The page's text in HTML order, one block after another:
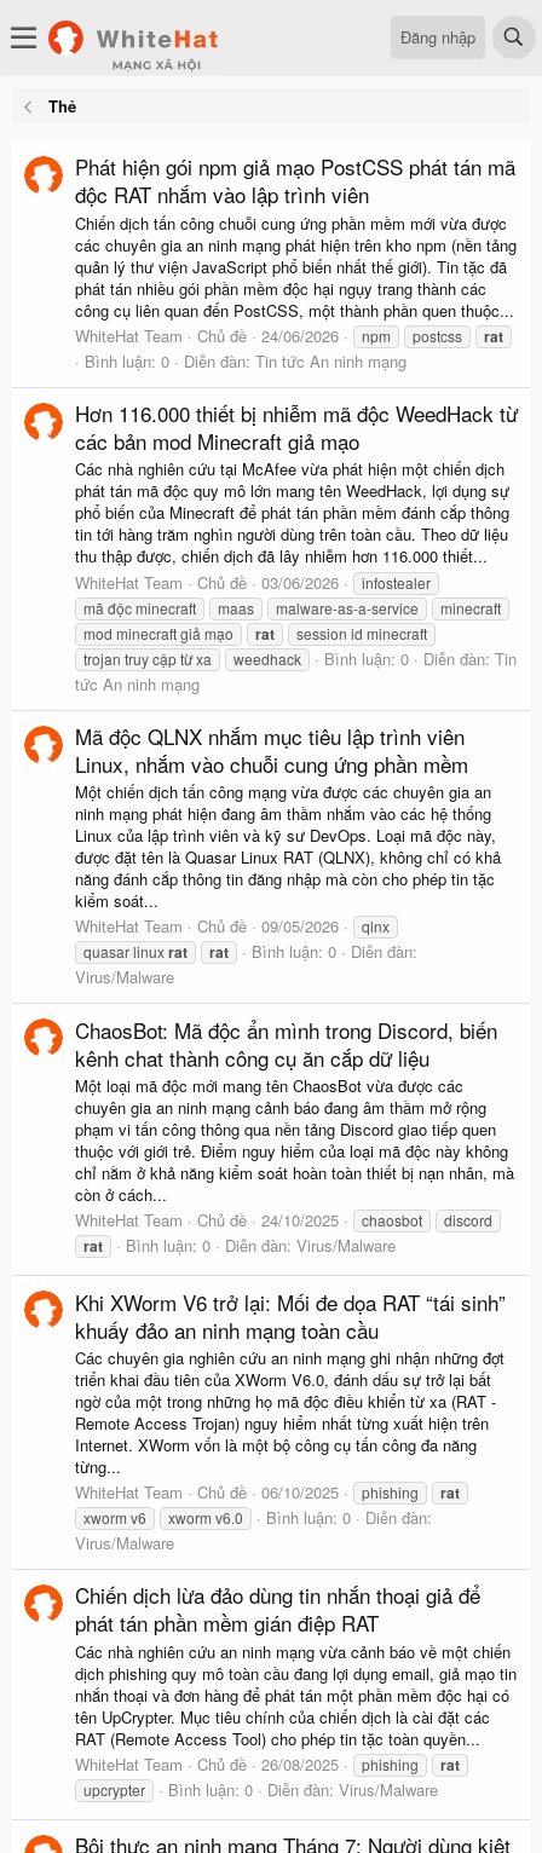
Đăng nhập
Thẻ
Phát hiện gói npm giả mạo PostCSS phát tán mã
độc RAT nhắm vào lập trình viên
Chiến dịch tấn công chuỗi cung ứng phần mềm mới vừa được
các chuyên gia an ninh mạng phát hiện trên kho npm (nền tảng
quản lý thư viện JavaScript phổ biến nhất thế giới). Tin tặc đã
phát tán nhiều gói phần mềm độc hại ngụy trang thành các
công cụ liên quan đến PostCSS, một thành phần quen thuộc...
WhiteHat Team
Chủ đề 24/06/2026 npm postcss rat
Bình luận: 0 Diễn đàn: Tin tức An ninh mạng
Hơn 116.000 thiết bị nhiễm mã độc WeedHack từ
các bản mod Minecraft giả mạo
Các nhà nghiên cứu tại McAfee vừa phát hiện một chiến dịch
phát tán mã độc quy mô lớn mang tên WeedHack, lợi dụng sự
phổ biến của Minecraft để phát tán phần mềm đánh cắp thông
tin tới hàng trăm nghìn người dùng trên toàn cầu. Theo dữ liệu
thu thập được, chiến dịch đã lây nhiễm hơn 116.000 thiết...
WhiteHat Team
Chủ đề 03/06/2026
infostealer
mã độc minecraft
maas malware-as-a-service
minecraft
mod minecraft giả mạo
rat
session id minecraft
trojan truy cập từ xa
weedhack Bình luận: 0 Diễn đàn: Tin
tức An ninh mạng
Mã độc QLNX nhắm mục tiêu lập trình viên
Linux, nhắm vào chuỗi cung ứng phần mềm
Một chiến dịch tấn công mạng vừa được các chuyên gia an
ninh mạng phát hiện đang âm thầm nhắm vào các hệ thống
Linux của lập trình viên và kỹ sư DevOps. Loại mã độc này,
được đặt tên là Quasar Linux RAT (QLNX), không chỉ có khả
năng đánh cắp thông tin đăng nhập mà còn cho phép tin tặc
kiểm soát...
WhiteHat Team
Chủ đề 09/05/2026
qlnx
quasar linuxrat rat Bình luận: 0
Diễn đàn:
Virus/Malware
ChaosBot: Mã độc ẩn mình trong Discord, biến
kênh chat thành công cụ ăn cắp dữ liệu
Một loại mã độc mới mang tên ChaosBot vừa được các
chuyên gia an ninh mạng cảnh báo đang âm thầm mở rộng
phạm vi tấn công thông qua nền tảng Discord giao tiếp quen
thuộc với giới trẻ. Điểm nguy hiểm của loại mã độc này không
chỉ nằm ở khả năng kiểm soát hoàn toàn thiết bị nạn nhân, mà
còn ở cách...
WhiteHat Team
Chủ đề 24/10/2025 chaosbot discord
rat Bình luận: 0 Diễn đàn: Virus/Malware
Khi XWorm V6 trở lại: Mối đe dọa RAT “tái sinh”
khuấy đảo an ninh mạng toàn cầu
Các chuyên gia nghiên cứu an ninh mạng ghi nhận những đợt
triển khai đầu tiên của XWorm V6.0, đánh dấu sự trở lại bất
ngờ của một trong những họ mã độc điều khiển từ xa (RAT -
Remote Access Trojan) nguy hiểm nhất từng xuất hiện trên
Internet. XWorm vốn là một bộ công cụ tấn công đa năng
từng...
WhiteHat Team
Chủ đề 06/10/2025 phishing rat
xworm v6 xworm v6.0 Bình luận: 0
Diễn đàn:
Virus/Malware
Chiến dịch lừa đảo dùng tin nhắn thoại giả để
phát tán phần mềm gián điệp RAT
Các nhà nghiên cứu an ninh mạng vừa cảnh báo về một chiến
dịch phishing quy mô toàn cầu đang lợi dụng email, giả mạo tin
nhắn thoại và đơn hàng để phát tán một phần mềm độc hại có
tên UpCrypter. Mục tiêu chính của chiến dịch là cài đặt các
RAT (Remote Access Tool) cho phép tin tặc toàn quyền...
WhiteHat Team
Chủ đề 26/08/2025 phishing rat
upcrypter Bình luận: 0 Diễn đàn: Virus/Malware
Bội thực an ninh mạng Tháng 7: Người dùng kiệt